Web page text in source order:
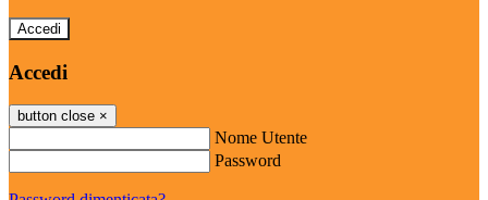
Accedi
Accedi
button close ×
Nome Utente
Password